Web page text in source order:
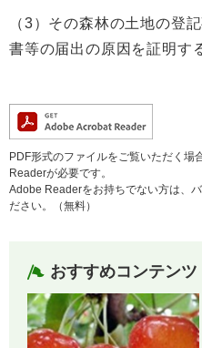
（3）その森林の土地の登
書等の届出の原因を証明す
PDF形式のファイルをご覧いただく
Readerが必要です。
Adobe Readerをお持ちでない方は、
ださい。（無料）
おすすめコンテンツ